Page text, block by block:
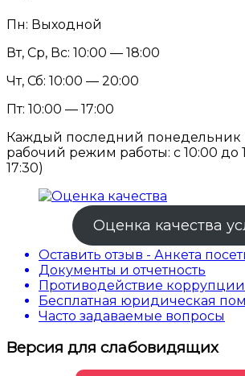
Пн: Выходной
Вт, Ср, Вс: 10:00 — 18:00
Чт, Сб: 10:00 — 20:00
Пт: 10:00 — 17:00
Каждый последний
рабочий режим работы: с 10:00 до
17:30)
Оценка качества
Оставить отзыв - Анкета
Документы и отчетность
Противодействие коррупции
Бесплатная юридическая
Часто задаваемые вопросы
Версия для слабовидящих